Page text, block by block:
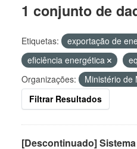
1 conjunto de
Etiquetas: exportação de
eficiência energética
Organizações:
Ministério de
Filtrar Resultados
[Descontinuado]